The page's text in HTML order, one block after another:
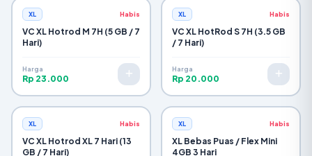
XL Habis
VC XL Hotrod M 7H (5 GB / 7
Hari)
Harga
Rp 23.000
XL Habis
VC XL HotRod S 7H (3.5 GB
/ 7 Hari)
Harga
Rp 20.000
XL Habis
VC XL Hotrod XL 7 Hari (13
GB / 7 Hari)
XL Habis
XL Bebas Puas / Flex Mini
4GB 3 Hari